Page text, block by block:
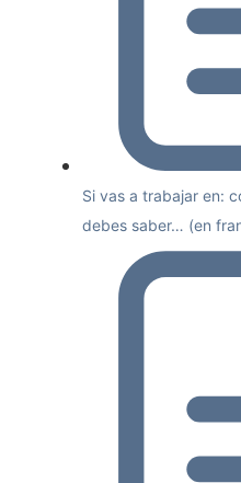
Si vas a trabajar en:
debes saber… (en